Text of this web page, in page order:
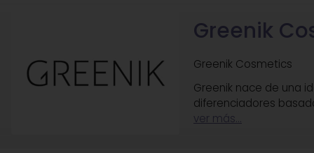
Greenik
Greenik Cosmetics
Greenik nace de una
diferenciadores
ver más...